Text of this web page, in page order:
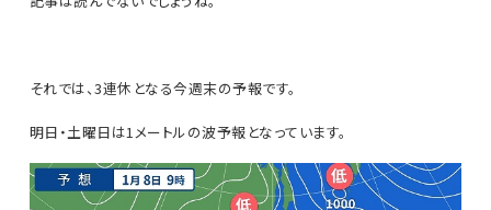
それでは、3連休となる今週末の予報です。
明日・土曜日は1メートルの波予報となっています。